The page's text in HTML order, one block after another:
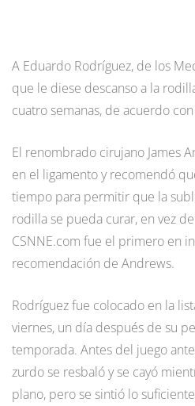
A Eduardo Rodríguez, de los
que le diese descanso a la
cuatro semanas, de acuerdo
El renombrado cirujano James
en el ligamento y recomendó
tiempo para permitir que la
rodilla se pueda curar, en vez
CSNNE.com fue el primero en
recomendación de Andrews.
Rodríguez fue colocado en la
viernes, un día después de su
temporada. Antes del juego
zurdo se resbaló y se cayó
plano, pero se sintió lo